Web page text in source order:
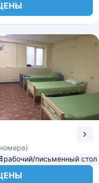
рабочий/письменный стол